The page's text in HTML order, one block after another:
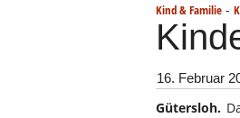
Kind & Familie -
16. Februar
Gütersloh.